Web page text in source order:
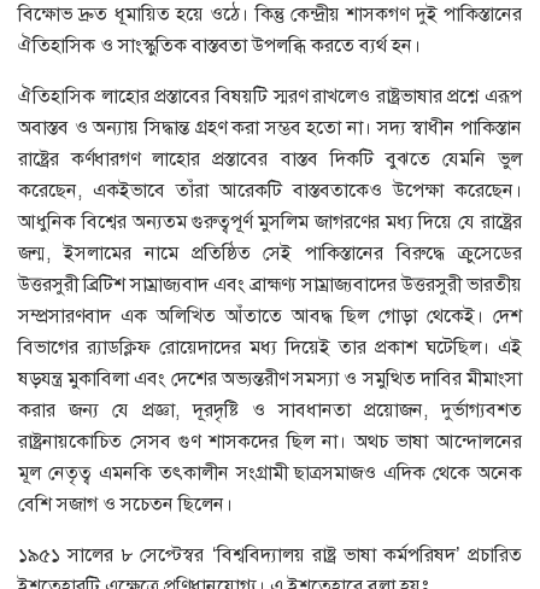
বিক্ষোভ দ্রুত ধূমায়িত হয়ে ওঠে। কিন্তু কেন্দ্রীয় শাসকগণ দুই পাকিস্তানের
ঐতিহাসিক ও সাংস্কুতিক বাস্তবতা উপলব্ধি করতে ব্যর্থ হন।
ঐতিহাসিক লাহোর প্রস্তাবের বিষয়টি স্মরণ রাখলেও রাষ্ট্রভাষার প্রশ্নে এরূপ
অবাস্তব ও অন্যায় সিদ্ধান্ত গ্রহণ করা সম্ভব হতো না। সদ্য স্বাধীন পাকিস্তান
রাষ্ট্রের কর্ণধারগণ লাহোর প্রস্তাবের বাস্তব দিকটি বুঝতে যেমনি ভুল
করেছেন, একইভাবে তাঁরা আরেকটি বাস্তবতাকেও উপেক্ষা করেছেন।
আধুনিক বিশ্বের অন্যতম গুরুত্বপূর্ণ মুসলিম জাগরণের মধ্য দিয়ে যে রাষ্ট্রের
জন্ম, ইসলামের নামে প্রতিষ্ঠিত সেই পাকিস্তানের বিরুদ্ধে ক্রুসেডের
উত্তরসুরী ব্রিটিশ সাম্রাজ্যবাদ এবং ব্রাহ্মণ্য সাম্রাজ্যবাদের উত্তরসুরী ভারতীয়
সম্প্রসারণবাদ এক অলিখিত আঁতাতে আবদ্ধ ছিল গোড়া থেকেই। দেশ
বিভাগের র‌্যাডক্লিফ রোয়েদাদের মধ্য দিয়েই তার প্রকাশ ঘটেছিল। এই
ষড়যন্ত্র মুকাবিলা এবং দেশের অভ্যন্তরীণ সমস্যা ও সমুত্থিত দাবির মীমাংসা
করার জন্য যে প্রজ্ঞা, দূরদৃষ্টি ও সাবধানতা প্রয়োজন, দুর্ভাগ্যবশত
রাষ্ট্রনায়কোচিত সেসব গুণ শাসকদের ছিল না। অথচ ভাষা আন্দোলনের
মূল নেতৃত্ব এমনকি তৎকালীন সংগ্রামী ছাত্রসমাজও এদিক থেকে অনেক
বেশি সজাগ ও সচেতন ছিলেন।
১৯৫১ সালের ৮ সেপ্টেস্বর ‘বিশ্ববিদ্যালয় রাষ্ট্র ভাষা কর্মপরিষদ’ প্রচারিত